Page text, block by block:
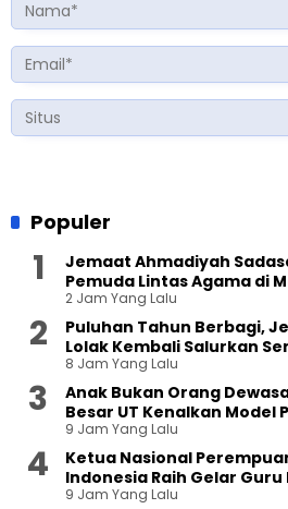
Populer
Jemaat Ahmadiyah
Pemuda Lintas Agama di
2 Jam Yang Lalu
Puluhan Tahun Berbagi,
Lolak Kembali Salurkan
8 Jam Yang Lalu
Anak Bukan Orang
Besar UT Kenalkan Model
9 Jam Yang Lalu
Ketua Nasional
Indonesia Raih Gelar
Terbuka
9 Jam Yang Lalu